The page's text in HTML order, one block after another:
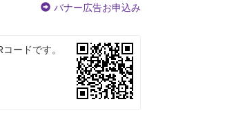
バナー広告お申込み
ードです。